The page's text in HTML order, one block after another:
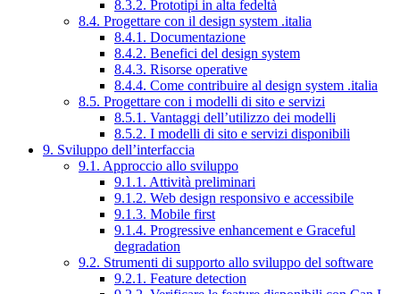
8.3.2. Prototipi in alta fedeltà
8.4. Progettare con il design system .italia
8.4.1. Documentazione
8.4.2. Benefici del design system
8.4.3. Risorse operative
8.4.4. Come contribuire al design system .italia
8.5. Progettare con i modelli di sito e servizi
8.5.1. Vantaggi dell’utilizzo dei modelli
8.5.2. I modelli di sito e servizi disponibili
9. Sviluppo dell’interfaccia
9.1. Approccio allo sviluppo
9.1.1. Attività preliminari
9.1.2. Web design responsivo e accessibile
9.1.3. Mobile first
9.1.4. Progressive enhancement e Graceful
degradation
9.2. Strumenti di supporto allo sviluppo del software
9.2.1. Feature detection